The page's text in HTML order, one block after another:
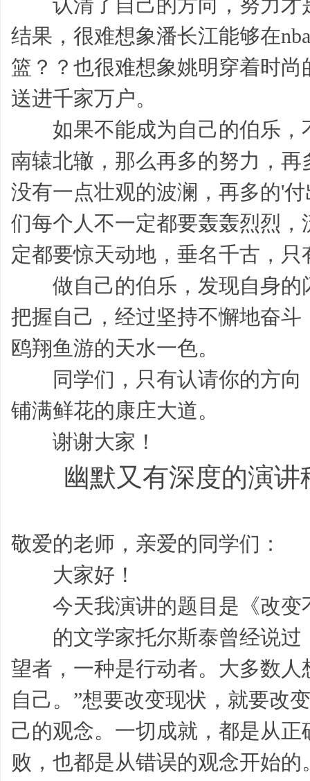
认清了自己的方向，努力才
结果，很难想象潘长江能够在
篮？？也很难想象姚明穿着时
送进千家万户。
如果不能成为自己的伯乐，
南辕北辙，那么再多的努力，
没有一点壮观的波澜，再多的'
们每个人不一定都要轰轰烈烈
定都要惊天动地，垂名千古，
做自己的伯乐，发现自身的
把握自己，经过坚持不懈地奋
鸥翔鱼游的天水一色。
同学们，只有认请你的方向
铺满鲜花的康庄大道。
谢谢大家！
幽默又有深度的演讲
敬爱的老师，亲爱的同学们：
大家好！
今天我演讲的题目是《改变
的文学家托尔斯泰曾经说过
望者，一种是行动者。大多数
自己。”想要改变现状，就要改
己的观念。一切成就，都是从
败，也都是从错误的观念开始